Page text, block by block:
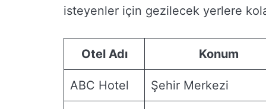
isteyenler için gezilecek yerlere
Otel Adı Konum
ABC Hotel Şehir Merkezi